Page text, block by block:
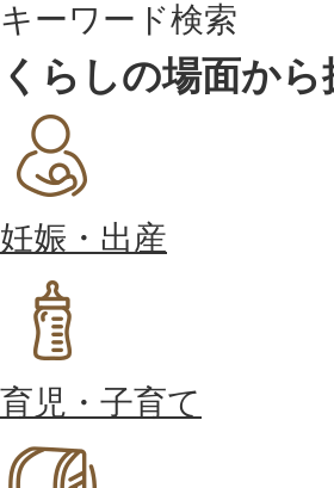
キーワード検索
くらしの場面から
妊娠・出産
育児・子育て